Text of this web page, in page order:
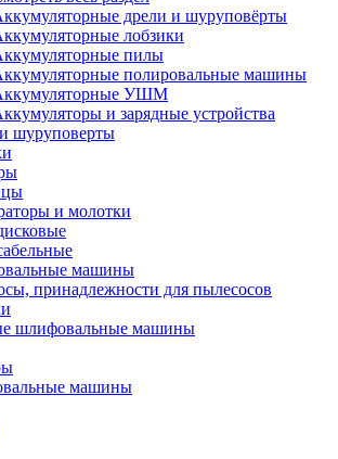
дрели и шуруповёрты
лобзики
пилы
полировальные машины
УШМ
и зарядные устройства
шуруповерты
и молотки
машины
принадлежности для пылесосов
шлифовальные машины
машины